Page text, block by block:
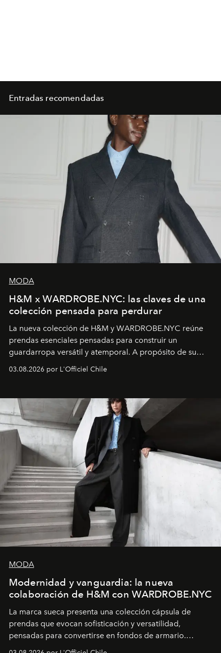
Entradas recomendadas
MODA
H&M x WARDROBE.NYC: las claves de una
colección pensada para perdurar
La nueva colección de H&M y WARDROBE.NYC reúne
prendas esenciales pensadas para construir un
guardarropa versátil y atemporal. A propósito de su
lanzamiento, los fundadores de la firma neoyorquina y
la asesora creativa y jefa de diseño global de la marca
y la filosofía detrás de la propuesta.
03.08.2026 por L'Officiel Chile
MODA
Modernidad y vanguardia: la nueva
colaboración de H&M con WARDROBE.NYC
La marca sueca presenta una colección cápsula de
prendas que evocan sofisticación y versatilidad,
pensadas para convertirse en fondos de armario.
Disponible en Chile desde el 6 de agosto.